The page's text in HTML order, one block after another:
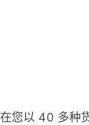
在您以 40 多种